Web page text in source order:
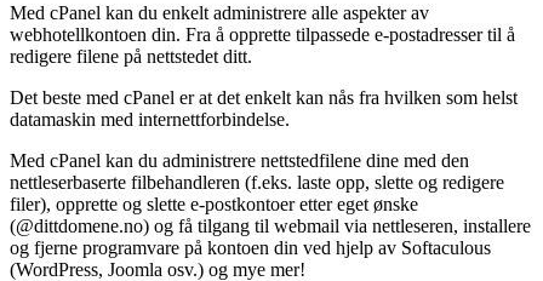
Med cPanel kan du enkelt administrere alle aspekter av
webhotellkontoen din. Fra å opprette tilpassede e-postadresser til å
redigere filene på nettstedet ditt.
Det beste med cPanel er at det enkelt kan nås fra hvilken som helst
datamaskin med internettforbindelse.
Med cPanel kan du administrere nettstedfilene dine med den
nettleserbaserte filbehandleren (f.eks. laste opp, slette og redigere
filer), opprette og slette e-postkontoer etter eget ønske
(@dittdomene.no) og få tilgang til webmail via nettleseren, installere
og fjerne programvare på kontoen din ved hjelp av Softaculous
(WordPress, Joomla osv.) og mye mer!